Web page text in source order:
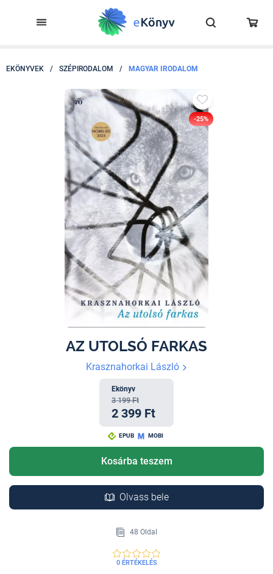
EKÖNYVEK / SZÉPIRODALOM / MAGYAR IRODALOM
-25%
AZ UTOLSÓ FARKAS
Krasznahorkai László
Ekönyv
3 199 Ft
2 399 Ft
EPUB MOBI
Kosárba teszem
Olvass bele
48 Oldal
0 ÉRTÉKELÉS